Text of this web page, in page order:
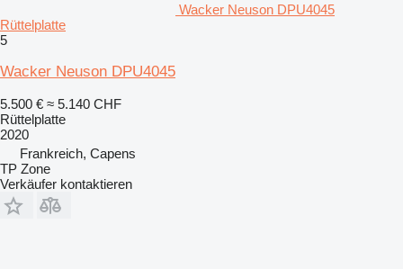
Wacker Neuson DPU4045
Rüttelplatte
5
Wacker Neuson DPU4045
5.500 € ≈ 5.140 CHF
Rüttelplatte
2020
Frankreich, Capens
TP Zone
Verkäufer kontaktieren